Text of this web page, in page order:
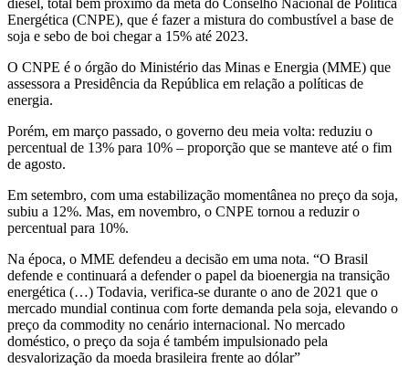
Energética (CNPE), que é fazer a mistura do combustível a base de
soja e sebo de boi chegar a 15% até 2023.
O CNPE é o órgão do Ministério das Minas e Energia (MME) que
assessora a Presidência da República em relação a políticas de
energia.
Porém, em março passado, o governo deu meia volta: reduziu o
percentual de 13% para 10% – proporção que se manteve até o fim
de agosto.
Em setembro, com uma estabilização momentânea no preço da soja,
subiu a 12%. Mas, em novembro, o CNPE tornou a reduzir o
percentual para 10%.
Na época, o MME defendeu a decisão em uma nota. “O Brasil
defende e continuará a defender o papel da bioenergia na transição
energética (…) Todavia, verifica-se durante o ano de 2021 que o
mercado mundial continua com forte demanda pela soja, elevando o
preço da commodity no cenário internacional. No mercado
doméstico, o preço da soja é também impulsionado pela
desvalorização da moeda brasileira frente ao dólar”